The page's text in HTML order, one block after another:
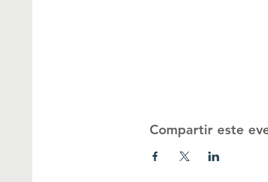
Compartir este